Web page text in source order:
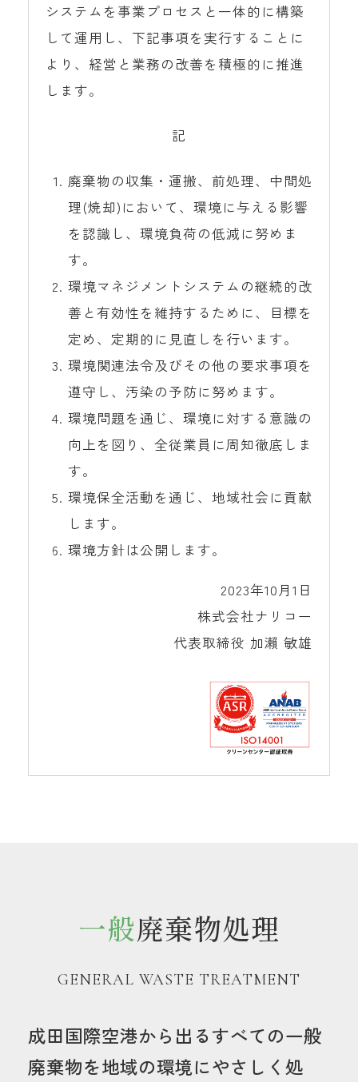
にあたっては、オリジナルの容器を採
用。車両にはGPSを搭載し、廃棄物の運
搬状況をリアルタイムで追跡できます。
システムを事業プロセスと一体的に構築
して運用し、下記事項を実行することに
より、経営と業務の改善を積極的に推進
します。
記
廃棄物の収集・運搬、前処理、中間処
理(焼却)において、環境に与える影響
を認識し、環境負荷の低減に努めま
す。
環境マネジメントシステムの継続的改
善と有効性を維持するために、目標を
定め、定期的に見直しを行います。
環境関連法令及びその他の要求事項を
遵守し、汚染の予防に努めます。
環境問題を通じ、環境に対する意識の
向上を図り、全従業員に周知徹底しま
す。
環境保全活動を通じ、地域社会に貢献
します。
環境方針は公開します。
2023年10月1日
株式会社ナリコー
代表取締役 加瀨 敏雄
一般廃棄物処理
GENERAL WASTE TREATMENT
成田国際空港から出るすべての一般
廃棄物を地域の環境にやさしく処